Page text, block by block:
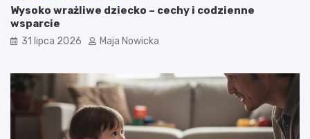
Wysoko wrażliwe dziecko – cechy i codzienne
wsparcie
31 lipca 2026 Maja Nowicka